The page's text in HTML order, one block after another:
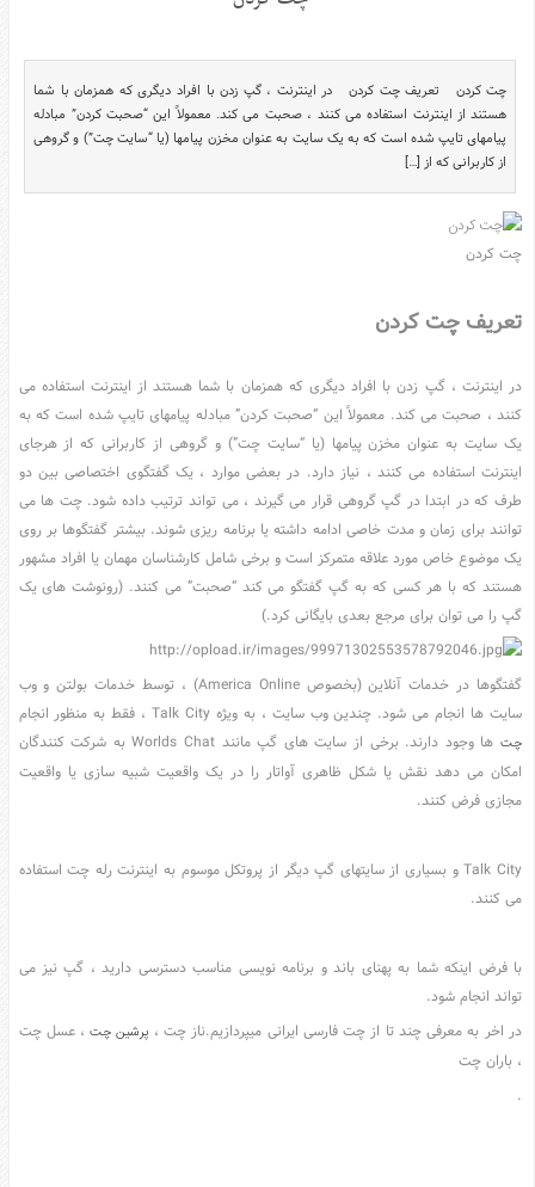
هنر
ورزش
منوی
اصلی
صفحه
اصلی
آشپزی
اخبار
تکنولوژی
زناشویی
مدل
لباس
عکس
سرگرمی
هنر
ورزش
منوی
سایدبار
صفحه
اصلی
دکوراسیون
اخبار
تکنولوژی
جوک
زناشویی
مدل
چت کردن تعریف چت کردن در اینترنت ، گپ زدن با افراد دیگری که همزمان با شما
هستند از اینترنت استفاده می کنند ، صحبت می کند. معمولاً این “صحبت کردن” مبادله
پیامهای تایپ شده است که به یک سایت به عنوان مخزن پیامها (یا “سایت چت”) و گروهی
از کاربرانی که از […]
چت کردن
تعریف چت کردن
در اینترنت ، گپ زدن با افراد دیگری که همزمان با شما هستند از اینترنت استفاده می
کنند ، صحبت می کند. معمولاً این “صحبت کردن” مبادله پیامهای تایپ شده است که به
یک سایت به عنوان مخزن پیامها (یا “سایت چت”) و گروهی از کاربرانی که از هرجای
اینترنت استفاده می کنند ، نیاز دارد. در بعضی موارد ، یک گفتگوی اختصاصی بین دو
طرف که در ابتدا در گپ گروهی قرار می گیرند ، می تواند ترتیب داده شود. چت ها می
توانند برای زمان و مدت خاصی ادامه داشته یا برنامه ریزی شوند. بیشتر گفتگوها بر روی
یک موضوع خاص مورد علاقه متمرکز است و برخی شامل کارشناسان مهمان یا افراد مشهور
هستند که با هر کسی که به گپ گفتگو می کند “صحبت” می کنند. (رونوشت های یک
گپ را می توان برای مرجع بعدی بایگانی کرد.)
گفتگوها در خدمات آنلاین (بخصوص America Online) ، توسط خدمات بولتن و وب
سایت ها انجام می شود. چندین وب سایت ، به ویژه Talk City ، فقط به منظور انجام
چت
ها وجود دارند. برخی از سایت های گپ مانند Worlds Chat به شرکت کنندگان
امکان می دهد نقش یا شکل ظاهری آواتار را در یک واقعیت شبیه سازی یا واقعیت
مجازی فرض کنند.
Talk City و بسیاری از سایتهای گپ دیگر از پروتکل موسوم به اینترنت رله چت استفاده
می کنند.
با فرض اینکه شما به پهنای باند و برنامه نویسی مناسب دسترسی دارید ، گپ نیز می
تواند انجام شود.
در اخر به معرفی چند تا از چت فارسی ایرانی میپردازیم.ناز چت ، پرشین چت، عسل چت
، باران چت
.